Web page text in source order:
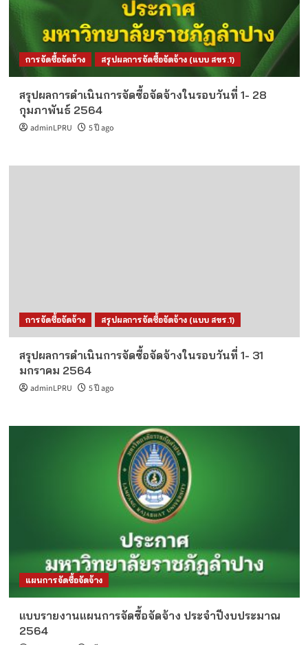
การจัดซื้อจัดจ้าง สรุปผลการจัดซื้อจัดจ้าง (แบบ สขร.1)
สรุปผลการดำเนินการจัดซื้อจัดจ้างในรอบวันที่ 1- 28
กุมภาพันธ์ 2564
adminLPRU 5 ปี ago
การจัดซื้อจัดจ้าง สรุปผลการจัดซื้อจัดจ้าง (แบบ สขร.1)
สรุปผลการดำเนินการจัดซื้อจัดจ้างในรอบวันที่ 1- 31
มกราคม 2564
adminLPRU 5 ปี ago
แผนการจัดซื้อจัดจ้าง
แบบรายงานแผนการจัดซื้อจัดจ้าง ประจำปีงบประมาณ
2564